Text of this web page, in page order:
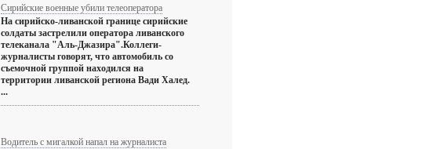
Сирийские военные убили телеоператора
На сирийско-ливанской границе сирийские
солдаты застрелили оператора ливанского
телеканала "Аль-Джазира".Коллеги-
журналисты говорят, что автомобиль со
съемочной группой находился на
территории ливанской региона Вади Халед.
...
Водитель с мигалкой напал на журналиста